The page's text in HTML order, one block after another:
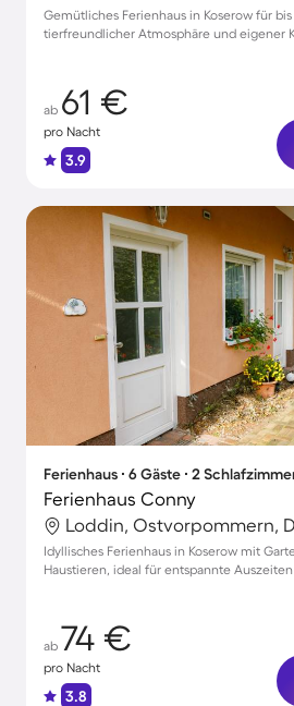
Gemütliches Ferienhaus in Koserow für
tierfreundlicher Atmosphäre und eigener
ab 61 €
pro Nacht
3.9
Ferienhaus ∙ 6 Gäste ∙ 2
Ferienhaus Conny
Loddin, Ostvorpommern,
Idyllisches Ferienhaus in Koserow mit
Haustieren, ideal für entspannte
ab 74 €
pro Nacht
3.8